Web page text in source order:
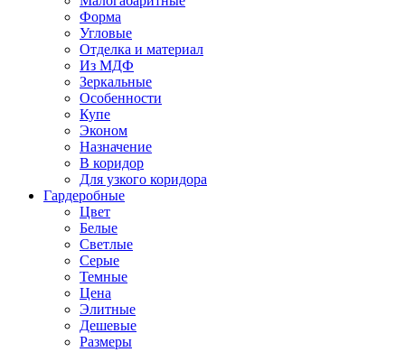
Форма
Угловые
Отделка и материал
Из МДФ
Зеркальные
Особенности
Купе
Эконом
Назначение
В коридор
Для узкого коридора
Гардеробные
Цвет
Белые
Светлые
Серые
Темные
Цена
Элитные
Дешевые
Размеры